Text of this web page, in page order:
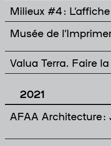
Milieux #4 :
Musée de
Valua Terra. Faire
2021
AFAA Architecture :